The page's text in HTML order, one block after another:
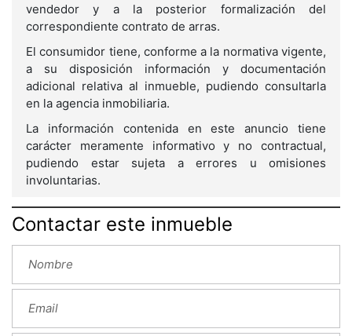
vendedor y a la posterior formalización del
correspondiente contrato de arras.
El consumidor tiene, conforme a la normativa vigente,
a su disposición información y documentación
adicional relativa al inmueble, pudiendo consultarla
en la agencia inmobiliaria.
La información contenida en este anuncio tiene
carácter meramente informativo y no contractual,
pudiendo estar sujeta a errores u omisiones
involuntarias.
Contactar este inmueble